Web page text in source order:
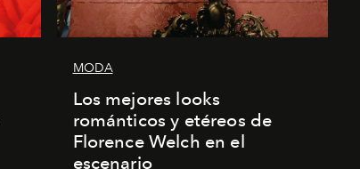
MODA
Los mejores looks
románticos y etéreos de
Florence Welch en el
escenario